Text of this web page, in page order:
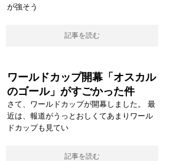
が強そう
記事を読む
ワールドカップ開幕「オスカル
のゴール」がすごかった件
さて、ワールドカップが開幕しました。 最
近は、報道がうっとおしくてあまりワール
ドカップも見てい
記事を読む